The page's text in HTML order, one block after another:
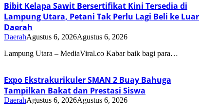
Bibit Kelapa Sawit Bersertifikat Kini Tersedia di
Lampung Utara, Petani Tak Perlu Lagi Beli ke Luar
Daerah
DaerahAgustus 6, 2026Agustus 6, 2026
Lampung Utara – MediaViral.co Kabar baik bagi para…
Expo Ekstrakurikuler SMAN 2 Buay Bahuga
Tampilkan Bakat dan Prestasi Siswa
DaerahAgustus 6, 2026Agustus 6, 2026